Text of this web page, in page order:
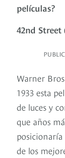
películas?
42nd Street
Warner
1933 esta
de luces y
que años
de los